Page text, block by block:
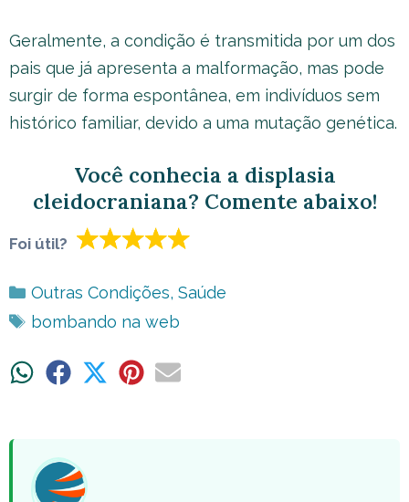
Geralmente, a condição é transmitida por um dos
pais que já apresenta a malformação, mas pode
surgir de forma espontânea, em indivíduos sem
histórico familiar, devido a uma mutação genética.
Você conhecia a displasia
cleidocraniana? Comente abaixo!
Foi útil?
Categorias
Outras Condições, Saúde
Tags
bombando na web
ShareShare ShareShareShare